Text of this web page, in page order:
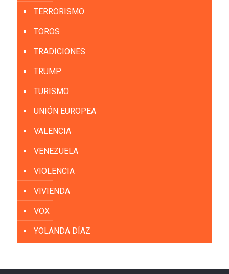
TERRORISMO
TOROS
TRADICIONES
TRUMP
TURISMO
UNIÓN EUROPEA
VALENCIA
VENEZUELA
VIOLENCIA
VIVIENDA
VOX
YOLANDA DÍAZ